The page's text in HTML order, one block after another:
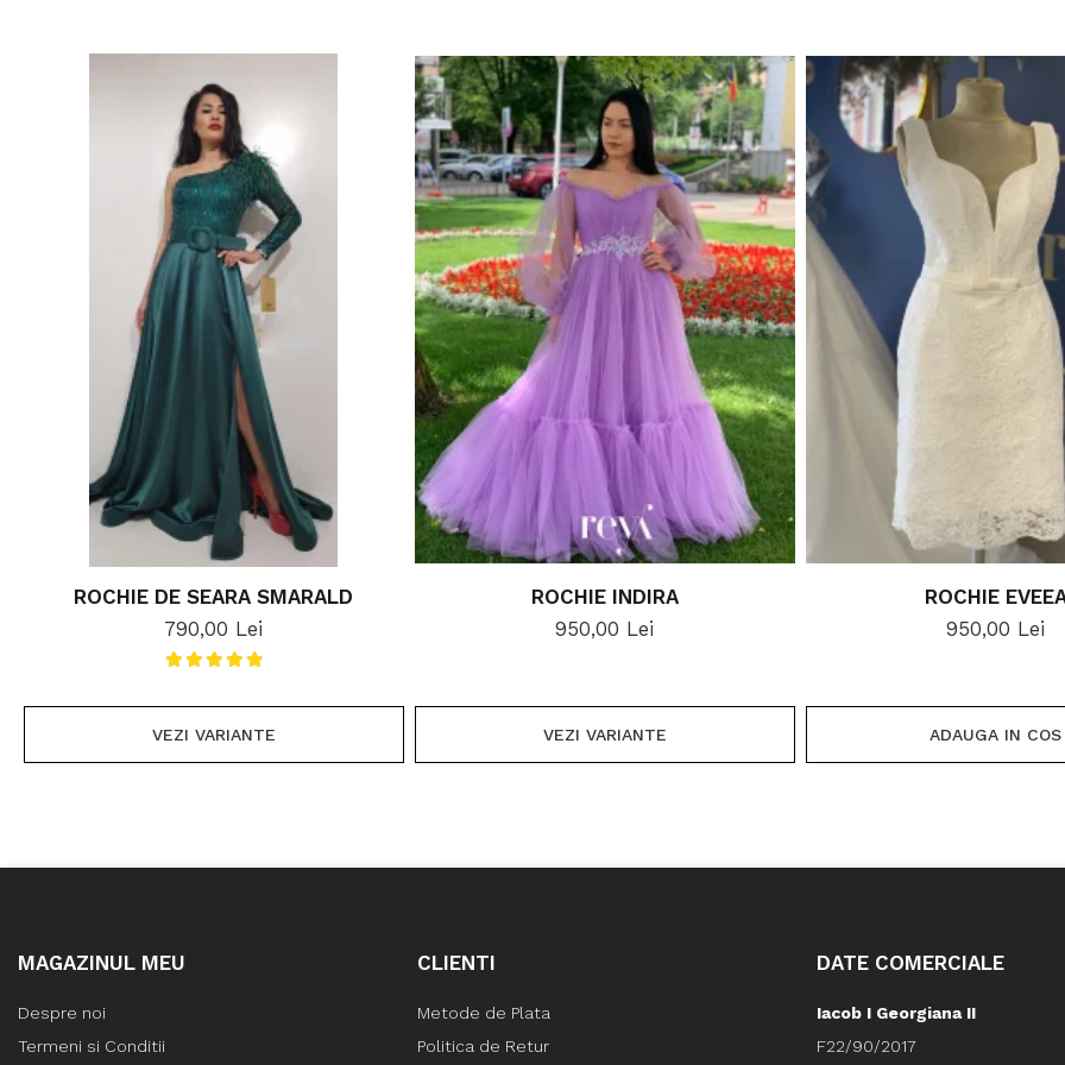
ROCHIE DE SEARA SMARALD
790,00 Lei
VEZI VARIANTE
ROCHIE INDIRA
950,00 Lei
VEZI VARIANTE
ROCHIE
950,00 Lei
ADAUGA IN COS
MAGAZINUL MEU
Despre noi
Termeni si Conditii
CLIENTI
Metode de Plata
Politica de Retur
DATE COMERCIALE
Iacob I Georgiana II
F22/90/2017